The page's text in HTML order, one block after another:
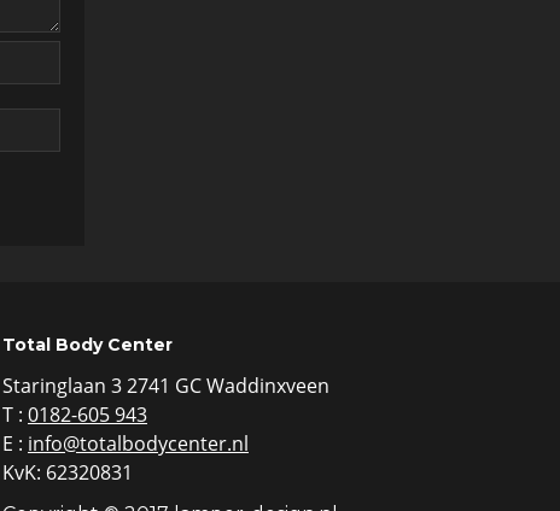
Total Body Center
Staringlaan 3 2741 GC Waddinxveen
T : 0182-605 943
E : info@totalbodycenter.nl
KvK: 62320831